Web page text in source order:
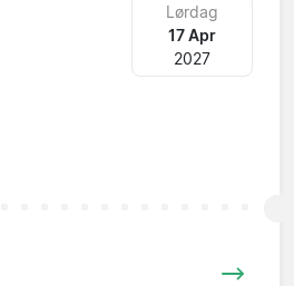
Lørdag
17 Apr
2027